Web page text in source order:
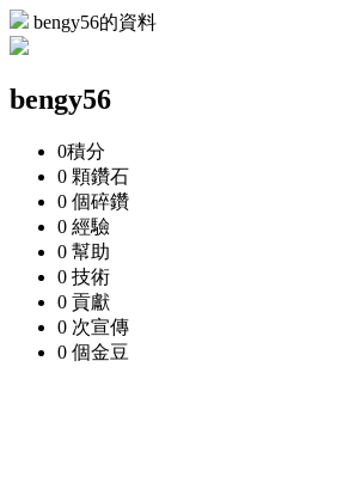
bengy56的資料
bengy56
0積分
0 顆鑽石
0 個碎鑽
0 經驗
0 幫助
0 技術
0 貢獻
0 次宣傳
0 個金豆